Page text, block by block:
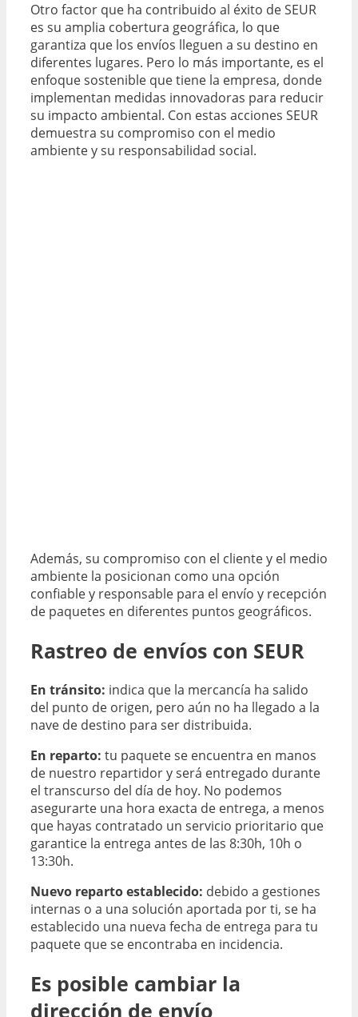
Otro factor que ha contribuido al éxito de SEUR
es su amplia cobertura geográfica, lo que
garantiza que los envíos lleguen a su destino en
diferentes lugares. Pero lo más importante, es el
enfoque sostenible que tiene la empresa, donde
implementan medidas innovadoras para reducir
su impacto ambiental. Con estas acciones SEUR
demuestra su compromiso con el medio
ambiente y su responsabilidad social.
Además, su compromiso con el cliente y el medio
ambiente la posicionan como una opción
confiable y responsable para el envío y recepción
de paquetes en diferentes puntos geográficos.
Rastreo de envíos con SEUR
En tránsito: indica que la mercancía ha salido
del punto de origen, pero aún no ha llegado a la
nave de destino para ser distribuida.
En reparto: tu paquete se encuentra en manos
de nuestro repartidor y será entregado durante
el transcurso del día de hoy. No podemos
asegurarte una hora exacta de entrega, a menos
que hayas contratado un servicio prioritario que
garantice la entrega antes de las 8:30h, 10h o
13:30h.
Nuevo reparto establecido: debido a gestiones
internas o a una solución aportada por ti, se ha
establecido una nueva fecha de entrega para tu
paquete que se encontraba en incidencia.
Es posible cambiar la
dirección de envío